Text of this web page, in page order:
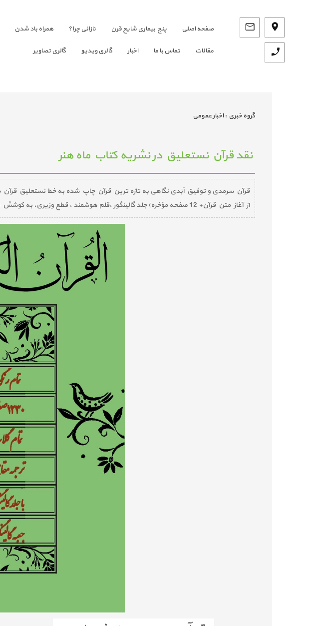
صفحه اصلي پنج بیماری شایع قرن نازائی چرا؟ همراه باد شدن
مقالات تماس با ما اخبار گالری ویدیو گالری تصاویر
گروه خبري :اخبار عمومي
نقد قرآن نستعلیق در نشریه کتاب ماه هنر
از آغاز متن قرآن+ 12 صفحه مؤخره) جلد گالینگور ،قلم هوشمند ، قطع وزیری، به کوشش محمد تقی سرمدی